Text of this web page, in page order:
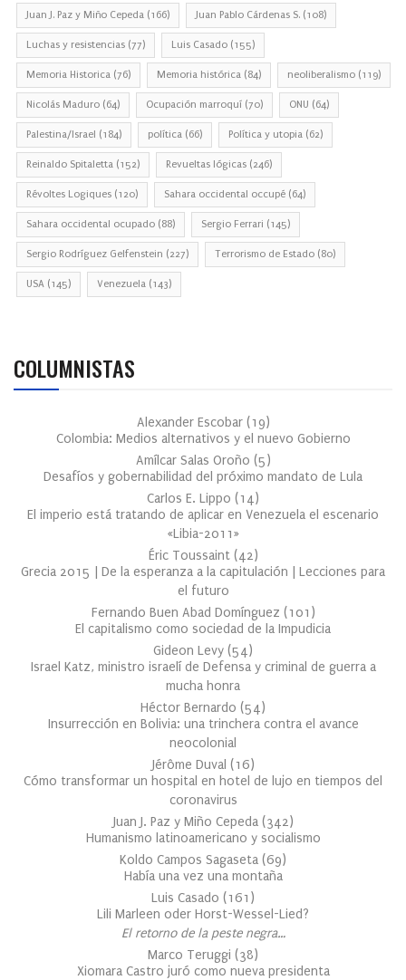
Juan J. Paz y Miño Cepeda (166) Juan Pablo Cárdenas S. (108)
Luchas y resistencias (77) Luis Casado (155)
Memoria Historica (76) Memoria histórica (84) neoliberalismo (119)
Nicolás Maduro (64) Ocupación marroquí (70) ONU (64)
Palestina/Israel (184) política (66) Política y utopia (62)
Reinaldo Spitaletta (152) Revueltas lógicas (246)
Révoltes Logiques (120) Sahara occidental occupé (64)
Sahara occidental ocupado (88) Sergio Ferrari (145)
Sergio Rodríguez Gelfenstein (227) Terrorismo de Estado (80)
USA (145) Venezuela (143)
COLUMNISTAS
Alexander Escobar (19)
Colombia: Medios alternativos y el nuevo Gobierno
Amílcar Salas Oroño (5)
Desafíos y gobernabilidad del próximo mandato de Lula
Carlos E. Lippo (14)
El imperio está tratando de aplicar en Venezuela el escenario
«Libia-2011»
Éric Toussaint (42)
Grecia 2015 | De la esperanza a la capitulación | Lecciones para
el futuro
Fernando Buen Abad Domínguez (101 )
El capitalismo como sociedad de la Impudicia
Gideon Levy (54)
Israel Katz, ministro israelí de Defensa y criminal de guerra a
mucha honra
Héctor Bernardo (54)
Insurrección en Bolivia: una trinchera contra el avance
neocolonial
Jérôme Duval (16)
Cómo transformar un hospital en hotel de lujo en tiempos del
coronavirus
Juan J. Paz y Miño Cepeda (342)
Humanismo latinoamericano y socialismo
Koldo Campos Sagaseta (69)
Había una vez una montaña
Luis Casado (161 )
Lili Marleen oder Horst-Wessel-Lied?
El retorno de la peste negra…
Marco Teruggi (38)
Xiomara Castro juró como nueva presidenta